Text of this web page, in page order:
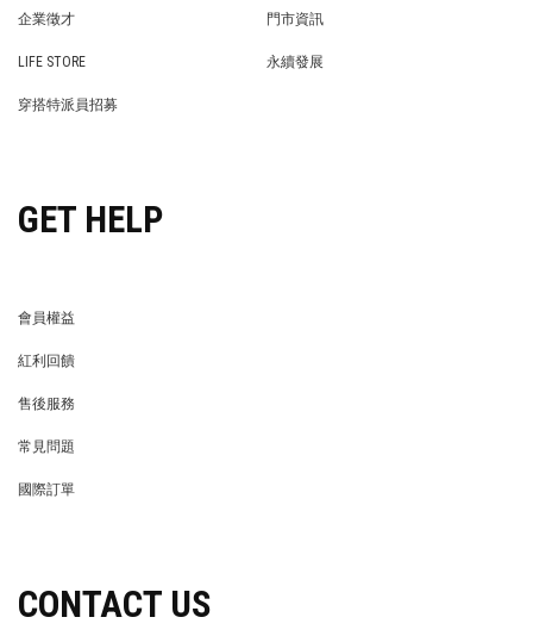
企業徵才
門市資訊
LIFE STORE
永續發展
穿搭特派員招募
GET HELP
會員權益
紅利回饋
售後服務
常見問題
國際訂單
CONTACT US